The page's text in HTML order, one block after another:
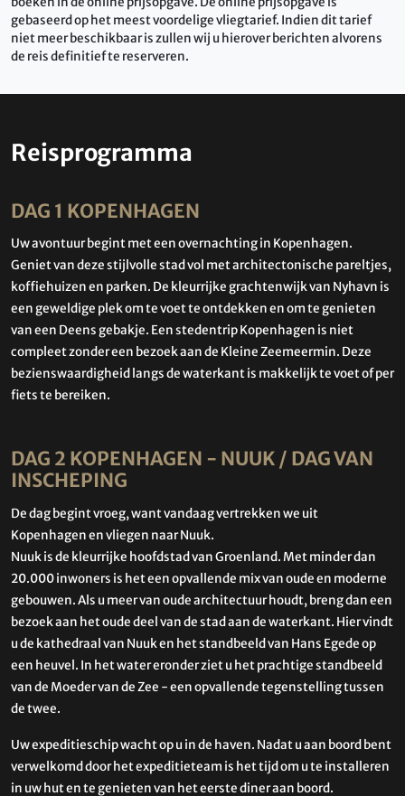
gebaseerd op het meest voordelige vliegtarief. Indien dit tarief
niet meer beschikbaar is zullen wij u hierover berichten alvorens
de reis definitief te reserveren.
Reisprogramma
DAG 1 KOPENHAGEN
Uw avontuur begint met een overnachting in Kopenhagen.
Geniet van deze stijlvolle stad vol met architectonische pareltjes,
koffiehuizen en parken. De kleurrijke grachtenwijk van Nyhavn is
een geweldige plek om te voet te ontdekken en om te genieten
van een Deens gebakje. Een stedentrip Kopenhagen is niet
compleet zonder een bezoek aan de Kleine Zeemeermin. Deze
bezienswaardigheid langs de waterkant is makkelijk te voet of per
fiets te bereiken.
DAG 2 KOPENHAGEN - NUUK / DAG VAN
INSCHEPING
De dag begint vroeg, want vandaag vertrekken we uit
Kopenhagen en vliegen naar Nuuk.
Nuuk is de kleurrijke hoofdstad van Groenland. Met minder dan
20.000 inwoners is het een opvallende mix van oude en moderne
gebouwen. Als u meer van oude architectuur houdt, breng dan een
bezoek aan het oude deel van de stad aan de waterkant. Hier vindt
u de kathedraal van Nuuk en het standbeeld van Hans Egede op
een heuvel. In het water eronder ziet u het prachtige standbeeld
van de Moeder van de Zee - een opvallende tegenstelling tussen
de twee.
Uw expeditieschip wacht op u in de haven. Nadat u aan boord bent
verwelkomd door het expeditieteam is het tijd om u te installeren
in uw hut en te genieten van het eerste diner aan boord.